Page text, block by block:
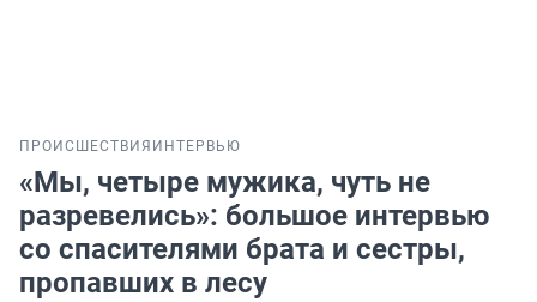
ПРОИСШЕСТВИЯ ИНТЕРВЬЮ
«Мы, четыре мужика, чуть не
разревелись»: большое интервью
со спасителями брата и сестры,
пропавших в лесу